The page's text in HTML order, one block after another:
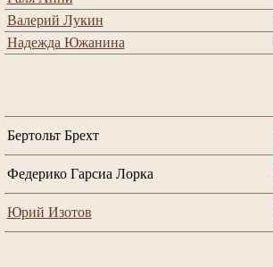
Валерий Лукин
Надежда Южанина
Бертольт Брехт
Федерико Гарсиа Лорка
Юрий Изотов